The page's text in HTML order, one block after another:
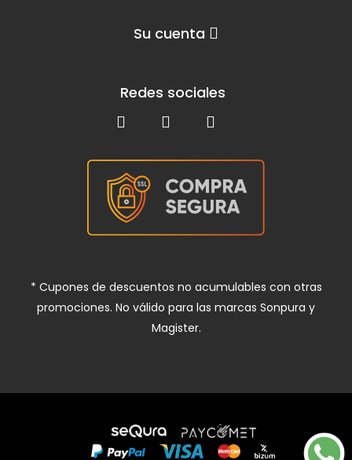
Su cuenta
Redes sociales
* Cupones de descuentos no acumulables con otras
promociones. No válido para las marcas Sonpura y
Magister.